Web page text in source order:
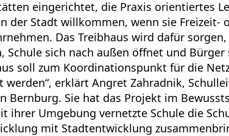
eingerichtet, die Praxis orientiertes
der Stadt willkommen, wenn sie Freizeit-
Das Treibhaus wird dafür
Schule sich nach außen öffnet und
soll zum Koordinationspunkt für die
erklärt Angret Zahradnik,
Bernburg. Sie hat das Projekt im
ihrer Umgebung vernetzte Schule die
mit Stadtentwicklung